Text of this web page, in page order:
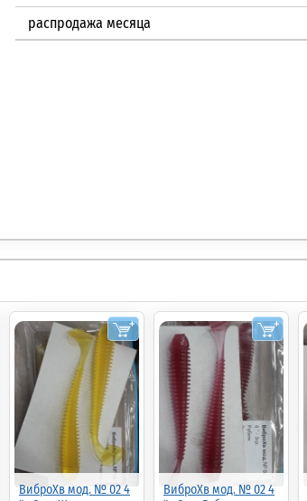
распродажа месяца
ВиброХв мод. № 02 4
ВиброХв мод. № 02 4